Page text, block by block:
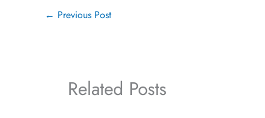
← Previous Post
Related Posts